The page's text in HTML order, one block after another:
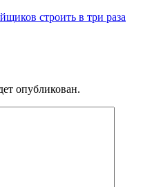
строить в три раза
опубликован.